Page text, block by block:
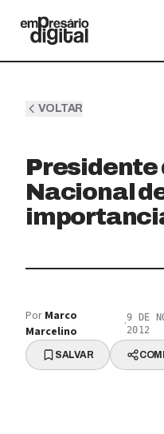
VOLTAR
Presidente
Nacional
Por Marco
Marcelino
·9 DE
2012
SALVAR